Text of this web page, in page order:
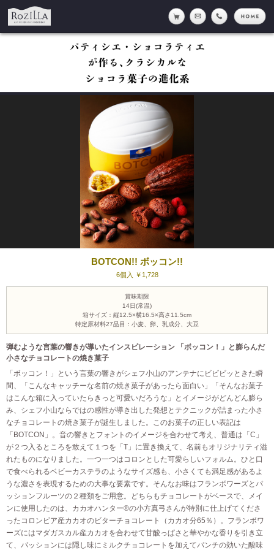
online shop
メール tell
BOTCON!! ボッコン!!
6個入 ￥1,728
賞味期限
14日(常温)
箱サイズ：縦12.5×横16.5×高さ11.5cm
特定原材料27品目：小麦、卵、乳成分、大豆
弾むような言葉の響きが導いたインスピレーション 「ボッコン！」と膨らんだ
小さなチョコレートの焼き菓子
「ボッコン！」という言葉の響きがシェフ小山のアンテナにビビビッときた瞬
間、「こんなキャッチーな名前の焼き菓子があったら面白い」「そんなお菓子
はこんな箱に入っていたらきっと可愛いだろうな」とイメージがどんどん膨ら
み、シェフ小山ならではの感性が導き出した発想とテクニックが詰まった小さ
なチョコレートの焼き菓子が誕生しました。このお菓子の正しい表記は
「BOTCON」。音の響きとフォントのイメージを合わせて考え、普通は「C」
が２つ入るところを敢えて１つを「T」に置き換えて、名前もオリジナリティ溢
れたものになりました。一つ一つはコロンとした可愛らしいフォルム。ひと口
で食べられるベビーカステラのようなサイズ感も、小さくても満足感があるよ
うな濃さを表現するための大事な要素です。そんなお味はフランボワーズとパ
ッションフルーツの２種類をご用意。どちらもチョコレートがベースで、メイ
ンに使用したのは、カカオハンター®の小方真弓さんが特別に仕上げてくださ
ったコロンビア産カカオのビターチョコレート（カカオ分65％）。フランボワ
ーズにはマダガスカル産カカオを合わせて甘酸っぱさと華やかな香りを引き立
て、パッションには隠し味にミルクチョコレートを加えてパンチの効いた酸味